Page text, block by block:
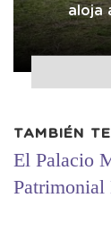
aloja
TAMBIÉN
El Palacio